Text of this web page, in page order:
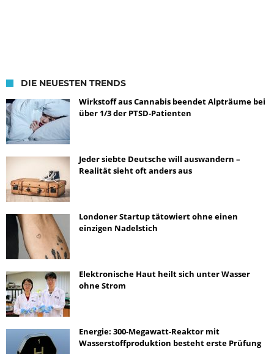
DIE NEUESTEN TRENDS
Wirkstoff aus Cannabis beendet Alpträume bei
über 1/3 der PTSD-Patienten
Jeder siebte Deutsche will auswandern –
Realität sieht oft anders aus
Londoner Startup tätowiert ohne einen
einzigen Nadelstich
Elektronische Haut heilt sich unter Wasser
ohne Strom
Energie: 300-Megawatt-Reaktor mit
Wasserstoffproduktion besteht erste Prüfung